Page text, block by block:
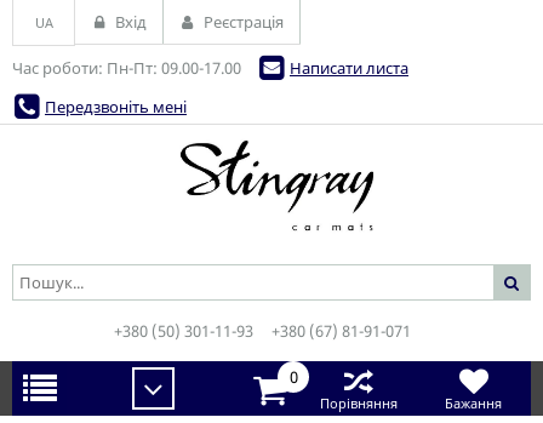
Час роботи: Пн-Пт: 09.00-17.00
Написати листа
Передзвоніть мені
UA Вхід Реєстрація
+380 (50) 301-11-93 +380 (67) 81-91-071
0
Порівняння Бажання